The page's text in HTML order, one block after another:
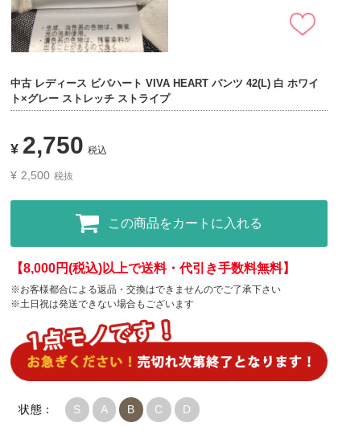
中古 レディース ビバハート VIVA HEART パンツ 42(L) 白 ホワイ
ト×グレー ストレッチ ストライプ
¥ 2,750 税込
¥ 2,500 税抜
この商品をカートに入れる
【8,000円(税込)以上で送料・代引き手数料無料】
※お客様都合による返品・交換はできませんのでご了承下さい
※土日祝は発送できない場合もございます
状態： S A B C D